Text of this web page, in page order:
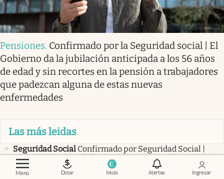
Menú Dolar Inicio Alertas Ingresar
Pensiones. Confirmado por la Seguridad social | El
Gobierno da la jubilación anticipada a los 56 años
de edad y sin recortes en la pensión a trabajadores
que padezcan alguna de estas nuevas
enfermedades
Las más leidas
Seguridad Social Confirmado por Seguridad Social |
Reducirán un 15% de la pensión a quienes hayan
trabajado más de 40 años, pero adelanten su jubilación